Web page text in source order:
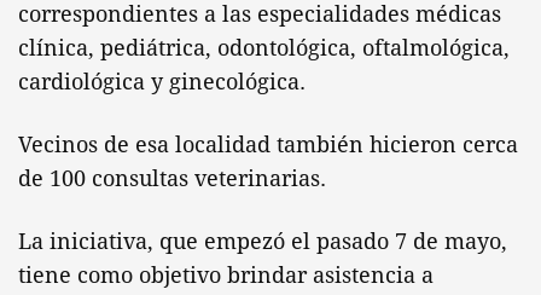
correspondientes a las especialidades médicas
clínica, pediátrica, odontológica, oftalmológica,
cardiológica y ginecológica.
Vecinos de esa localidad también hicieron cerca
de 100 consultas veterinarias.
La iniciativa, que empezó el pasado 7 de mayo,
tiene como objetivo brindar asistencia a